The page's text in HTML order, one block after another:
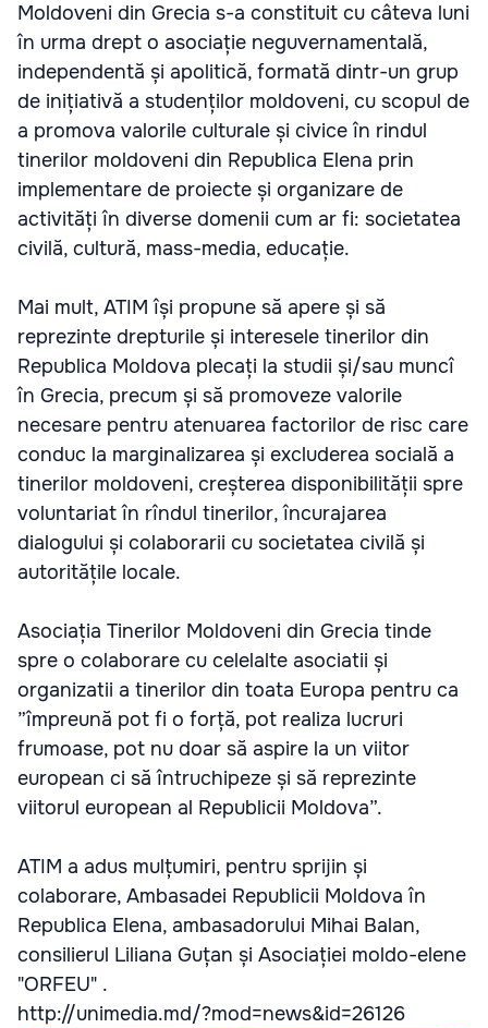
Moldoveni din Grecia s-a constituit cu câteva luni
în urma drept o asociație neguvernamentală,
independentă și apolitică, formată dintr-un grup
de inițiativă a studenților moldoveni, cu scopul de
a promova valorile culturale și civice în rindul
tinerilor moldoveni din Republica Elena prin
implementare de proiecte și organizare de
activități în diverse domenii cum ar fi: societatea
civilă, cultură, mass-media, educație.
Mai mult, ATIM își propune să apere și să
reprezinte drepturile și interesele tinerilor din
Republica Moldova plecați la studii și/sau muncî
în Grecia, precum și să promoveze valorile
necesare pentru atenuarea factorilor de risc care
conduc la marginalizarea și excluderea socială a
tinerilor moldoveni, creșterea disponibilității spre
voluntariat în rîndul tinerilor, încurajarea
dialogului și colaborarii cu societatea civilă și
autoritățile locale.
Asociația Tinerilor Moldoveni din Grecia tinde
spre o colaborare cu celelalte asociatii și
organizatii a tinerilor din toata Europa pentru ca
”împreună pot fi o forță, pot realiza lucruri
frumoase, pot nu doar să aspire la un viitor
european ci să întruchipeze și să reprezinte
viitorul european al Republicii Moldova”.
ATIM a adus mulțumiri, pentru sprijin și
colaborare, Ambasadei Republicii Moldova în
Republica Elena, ambasadorului Mihai Balan,
consilierul Liliana Guțan și Asociației moldo-elene
"ORFEU" .
http://unimedia.md/?mod=news&id=26126